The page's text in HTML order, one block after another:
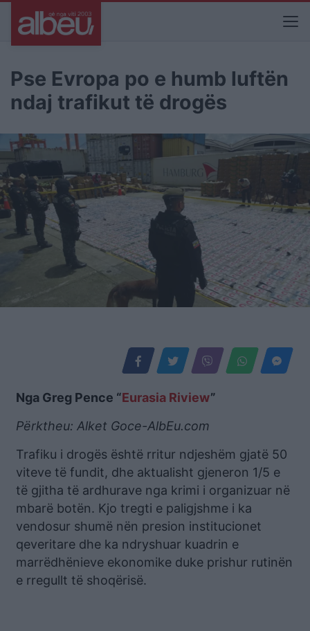
Pse Evropa po e humb luftën
ndaj trafikut të drogës
Nga Greg Pence “Eurasia Riview”
Përktheu: Alket Goce-AlbEu.com
Trafiku i drogës është rritur ndjeshëm gjatë 50
viteve të fundit, dhe aktualisht gjeneron 1/5 e
të gjitha të ardhurave nga krimi i organizuar në
mbarë botën. Kjo tregti e paligjshme i ka
vendosur shumë nën presion institucionet
qeveritare dhe ka ndryshuar kuadrin e
marrëdhënieve ekonomike duke prishur rutinën
e rregullt të shoqërisë.